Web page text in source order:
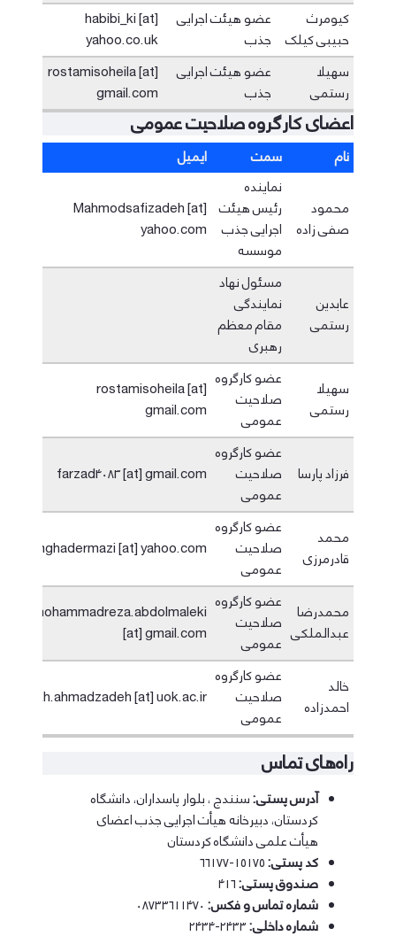
کیومرث
حبیبی کیلک
عضو هیئت اجرایی
جذب
habibi_ki [at]
yahoo.co.uk
سهیلا
رستمی
عضو هیئت اجرایی
جذب
rostamisoheila [at]
gmail.com
اعضای کارگروه صلاحیت عمومی
نام سمت ایمیل
محمود
صفی زاده
نماینده
رئیس هیئت
اجرایی جذب
موسسه
Mahmodsafizadeh [at]
yahoo.com
عابدین
رستمی
مسئول نهاد
نمایندگی
مقام معظم
رهبری
سهیلا
رستمی
عضو کارگروه
صلاحیت
عمومی
rostamisoheila [at]
gmail.com
فرزاد پارسا
عضو کارگروه
صلاحیت
عمومی
farzad4083 [at] gmail.com
محمد
قادرمرزی
عضو کارگروه
صلاحیت
عمومی
mghadermazi [at] yahoo.com
محمدرضا
عبدالملکی
عضو کارگروه
صلاحیت
عمومی
mohammadreza.abdolmaleki
[at] gmail.com
خالد
احمدزاده
عضو کارگروه
صلاحیت
عمومی
kh.ahmadzadeh [at] uok.ac.ir
راه‌های تماس
آدرس پستی:سنندج ، بلوار پاسداران، دانشگاه
کردستان، دبیرخانه هیأت اجرایی جذب اعضای
هیأت علمی دانشگاه کردستان
کد پستی:۱۵۱۷۵-۶۶۱۷۷
صندوق پستی:۴۱۶
شماره تماس و فکس:۰۸۷۳۳۶۱۱۴۷۰
شماره داخلی: